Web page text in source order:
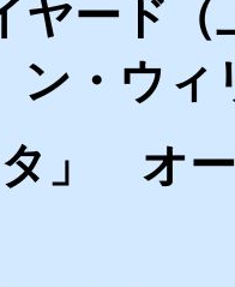
ヤード
ン・ウ
タ」 オ